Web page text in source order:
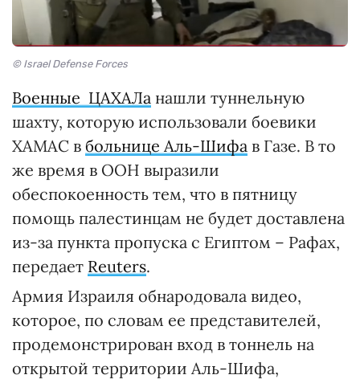
© Israel Defense Forces
Военные ЦАХАЛа нашли туннельную
шахту, которую использовали боевики
ХАМАС в больнице Аль-Шифа в Газе. В то
же время в ООН выразили
обеспокоенность тем, что в пятницу
помощь палестинцам не будет доставлена
​​из-за пункта пропуска с Египтом – Рафах,
передает Reuters.
Армия Израиля обнародовала видео,
которое, по словам ее представителей,
продемонстрирован вход в тоннель на
открытой территории Аль-Шифа,